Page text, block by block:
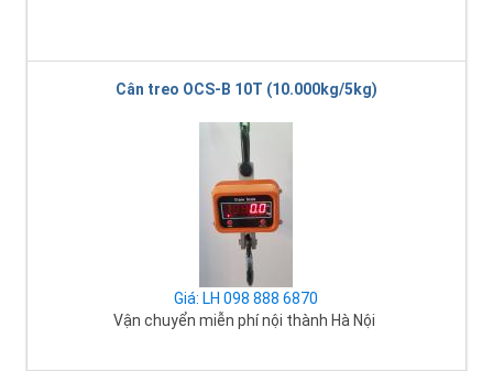
Cân treo OCS-B 10T (10.000kg/5kg)
Giá: LH 098 888 6870
Vận chuyển miễn phí nội thành Hà Nội